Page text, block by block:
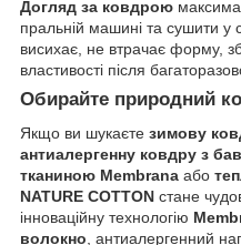
Догляд за ковдрою
пральній машині та сушити
висихає, не втрачає форму,
властивості після
Обирайте природний
Якщо ви шукаєте зимову
антиалергенну ковдру з
тканиною Membrana або
NATURE COTTON стане
інноваційну технологію
волокно , антиалергенний